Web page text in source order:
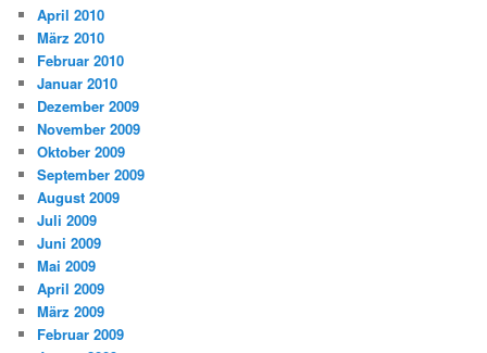
April 2010
März 2010
Februar 2010
Januar 2010
Dezember 2009
November 2009
Oktober 2009
September 2009
August 2009
Juli 2009
Juni 2009
Mai 2009
April 2009
März 2009
Februar 2009